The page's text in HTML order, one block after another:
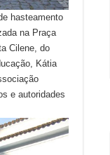
hasteamento
na Praça
Cilene, do
Kátia
e autoridades